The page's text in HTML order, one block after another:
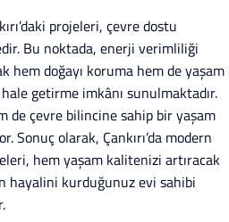
projeleri, çevre dostu
Bu noktada, enerji verimliliği
hem doğayı koruma hem de yaşam
getirme imkânı sunulmaktadır.
de çevre bilincine sahip bir yaşam
Sonuç olarak, Çankırı’da modern
hem yaşam kalitenizi artıracak
hayalini kurduğunuz evi sahibi